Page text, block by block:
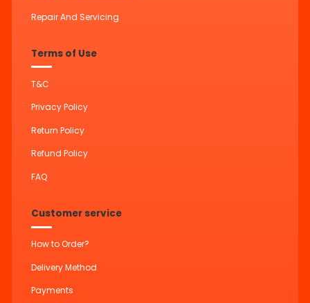
Repair And Servicing
Terms of Use
T&C
Privacy Policy
Return Policy
Refund Policy
FAQ
Customer service
How to Order?
Delivery Method
Payments